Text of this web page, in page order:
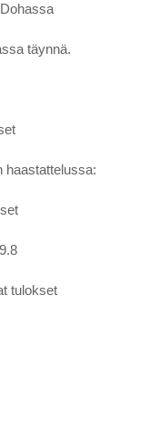
täynnä.
haastattelussa:
tulokset